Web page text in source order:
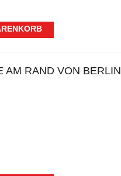
AM RAND VON BERLIN